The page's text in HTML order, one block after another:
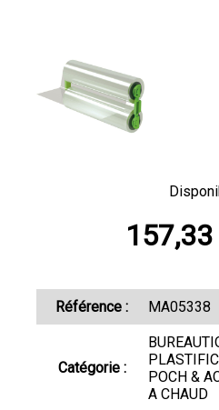
Référence : MA05338
Catégorie :
POCH &
A CHAUD